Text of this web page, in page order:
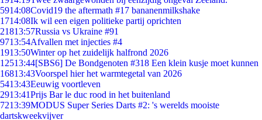
5914:08Covid19 the aftermath #17 bananenmilkshake
1714:08Ik wil een eigen politieke partij oprichten
21813:57Russia vs Ukraine #91
9713:54Afvallen met injecties #4
1913:50Winter op het zuidelijk halfrond 2026
12513:44[SBS6] De Bondgenoten #318 Een klein kusje moet kunnen
16813:43Voorspel hier het warmtegetal van 2026
5413:43Eeuwig voortleven
2913:41Prijs Bar le duc rood in het buitenland
7213:39MODUS Super Series Darts #2: 's werelds mooiste
dartskweekvijver